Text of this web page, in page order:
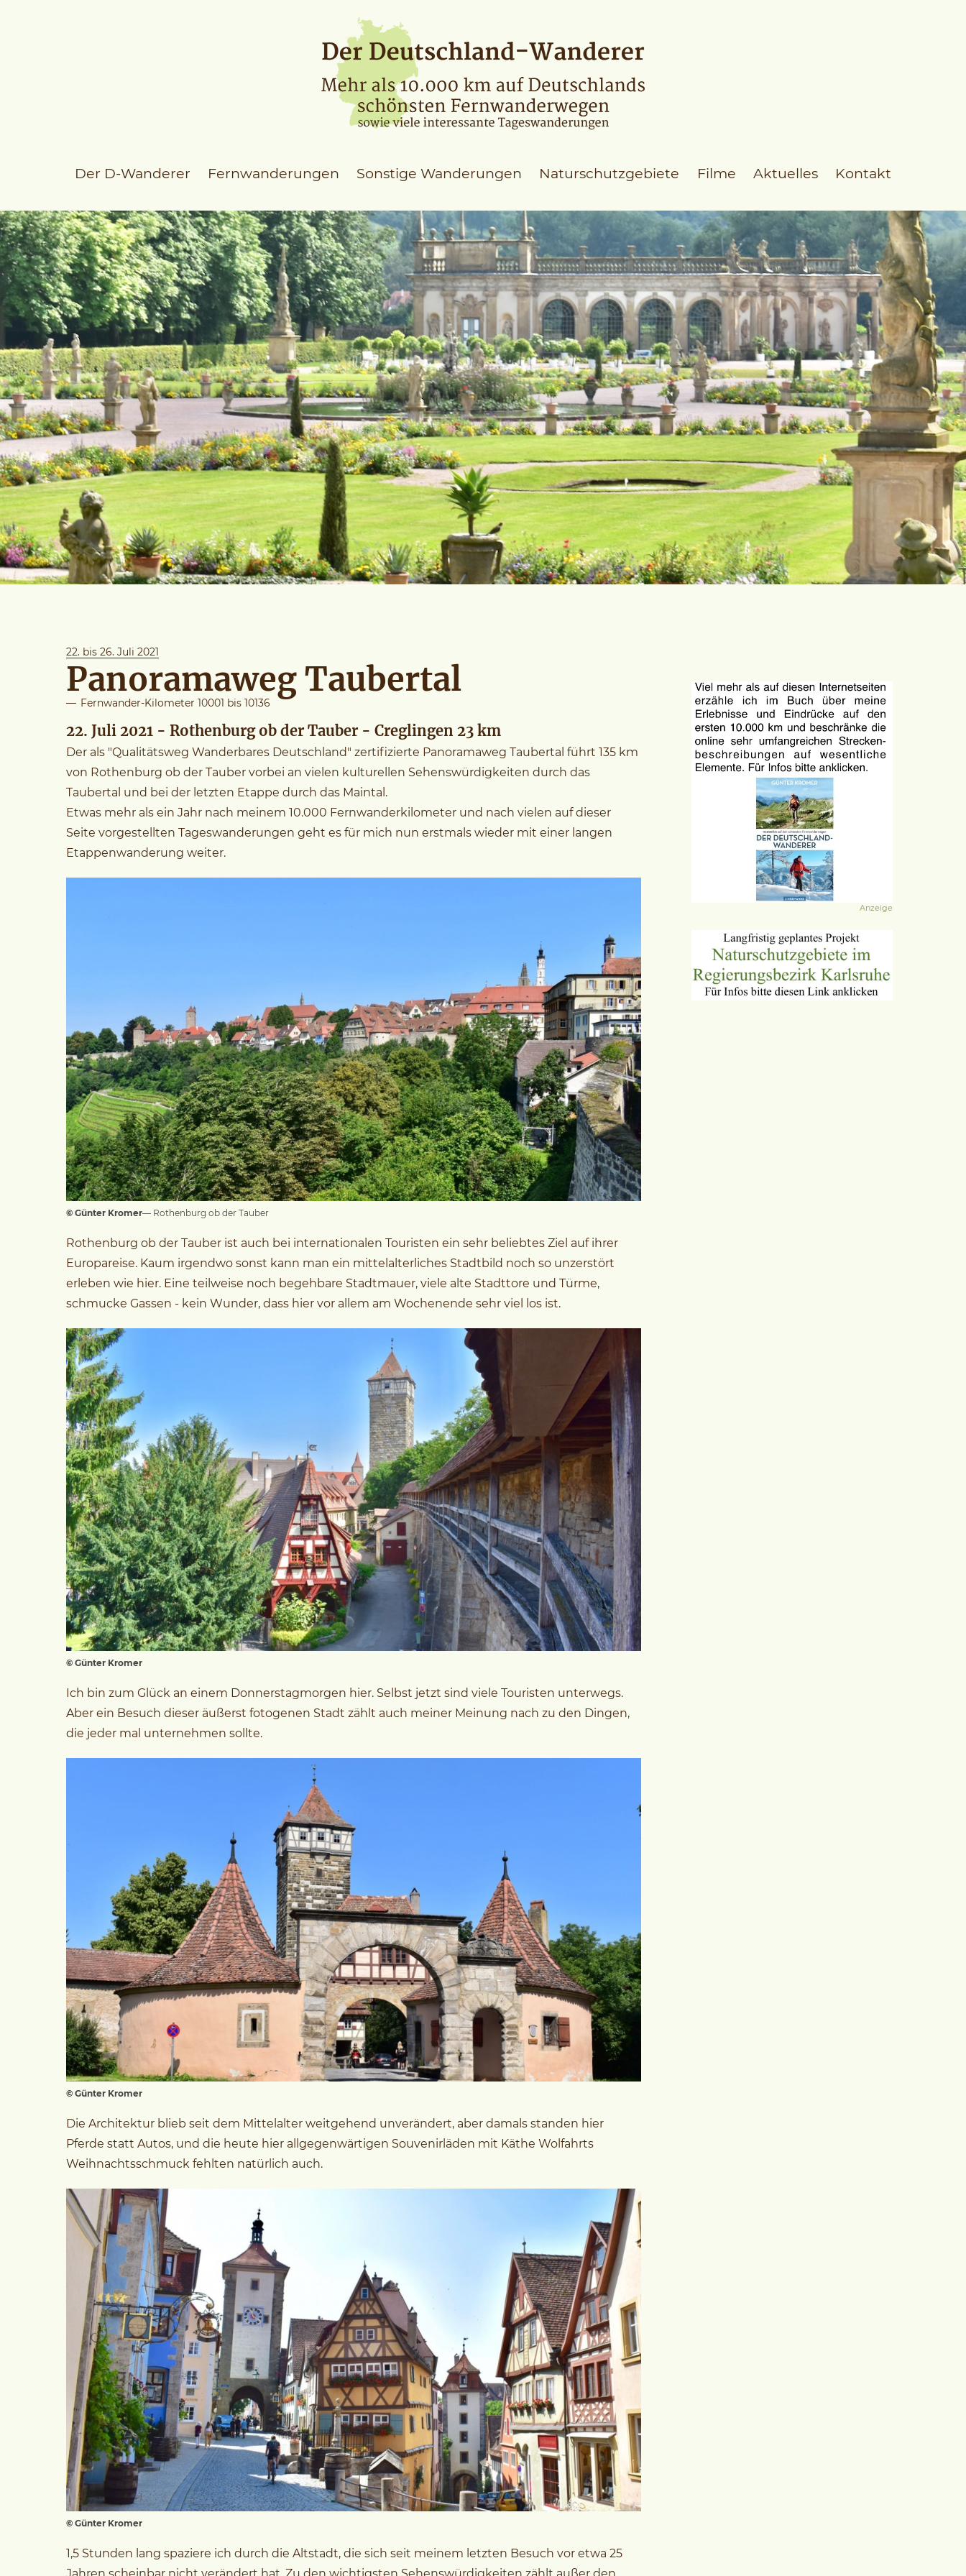
Der D-Wanderer Fernwanderungen Sonstige Wanderungen Naturschutzgebiete Filme Aktuelles Kontakt
22. bis 26. Juli 2021
Panoramaweg Taubertal
— Fernwander-Kilometer 10001 bis 10136
22. Juli 2021 - Rothenburg ob der Tauber - Creglingen 23 km
Der als "Qualitätsweg Wanderbares Deutschland" zertifizierte Panoramaweg Taubertal führt 135 km
von Rothenburg ob der Tauber vorbei an vielen kulturellen Sehenswürdigkeiten durch das
Taubertal und bei der letzten Etappe durch das Maintal.
Etwas mehr als ein Jahr nach meinem 10.000 Fernwanderkilometer und nach vielen auf dieser
Seite vorgestellten Tageswanderungen geht es für mich nun erstmals wieder mit einer langen
Etappenwanderung weiter.
© Günter Kromer— Rothenburg ob der Tauber
Rothenburg ob der Tauber ist auch bei internationalen Touristen ein sehr beliebtes Ziel auf ihrer
Europareise. Kaum irgendwo sonst kann man ein mittelalterliches Stadtbild noch so unzerstört
erleben wie hier. Eine teilweise noch begehbare Stadtmauer, viele alte Stadttore und Türme,
schmucke Gassen - kein Wunder, dass hier vor allem am Wochenende sehr viel los ist.
© Günter Kromer
Ich bin zum Glück an einem Donnerstagmorgen hier. Selbst jetzt sind viele Touristen unterwegs.
Aber ein Besuch dieser äußerst fotogenen Stadt zählt auch meiner Meinung nach zu den Dingen,
die jeder mal unternehmen sollte.
© Günter Kromer
Die Architektur blieb seit dem Mittelalter weitgehend unverändert, aber damals standen hier
Pferde statt Autos, und die heute hier allgegenwärtigen Souvenirläden mit Käthe Wolfahrts
Weihnachtsschmuck fehlten natürlich auch.
© Günter Kromer
1,5 Stunden lang spaziere ich durch die Altstadt, die sich seit meinem letzten Besuch vor etwa 25
Anzeige